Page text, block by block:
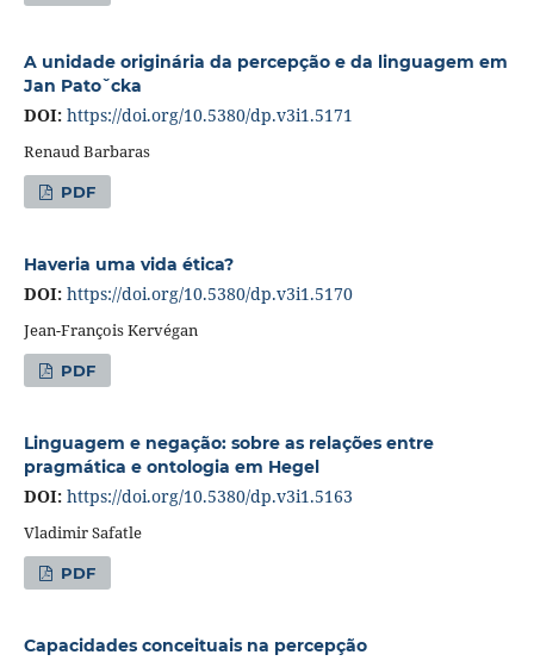
A unidade originária da percepção e da linguagem em
Jan Patoˇcka
DOI: https://doi.org/10.5380/dp.v3i1.5171
Renaud Barbaras
PDF
Haveria uma vida ética?
DOI: https://doi.org/10.5380/dp.v3i1.5170
Jean-François Kervégan
PDF
Linguagem e negação: sobre as relações entre
pragmática e ontologia em Hegel
DOI: https://doi.org/10.5380/dp.v3i1.5163
Vladimir Safatle
PDF
Capacidades conceituais na percepção